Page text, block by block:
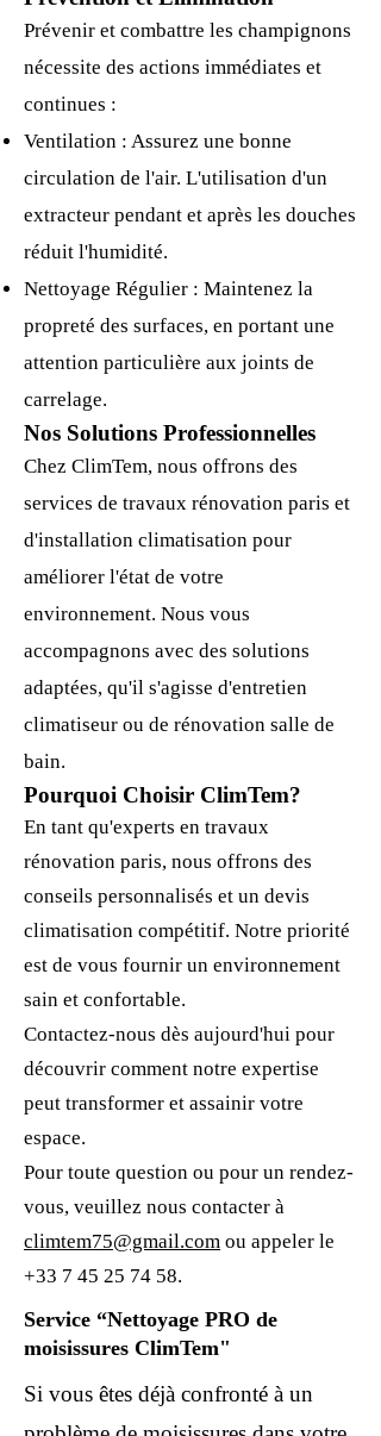
Prévenir et combattre les champignons
nécessite des actions immédiates et
continues :
Ventilation : Assurez une bonne
circulation de l'air. L'utilisation d'un
extracteur pendant et après les douches
réduit l'humidité.
Nettoyage Régulier : Maintenez la
propreté des surfaces, en portant une
attention particulière aux joints de
carrelage.
Nos Solutions Professionnelles
Chez ClimTem, nous offrons des
services de travaux rénovation paris et
d'installation climatisation pour
améliorer l'état de votre
environnement. Nous vous
accompagnons avec des solutions
adaptées, qu'il s'agisse d'entretien
climatiseur ou de rénovation salle de
bain.
Pourquoi Choisir ClimTem?
En tant qu'experts en travaux
rénovation paris, nous offrons des
conseils personnalisés et un devis
climatisation compétitif. Notre priorité
est de vous fournir un environnement
sain et confortable.
Contactez-nous dès aujourd'hui pour
découvrir comment notre expertise
peut transformer et assainir votre
espace.
Pour toute question ou pour un rendez-
vous, veuillez nous contacter à
climtem75@gmail.com ou appeler le
+33 7 45 25 74 58.
​Service “Nettoyage PRO de
moisissures ClimTem"
Si vous êtes déjà confronté à un